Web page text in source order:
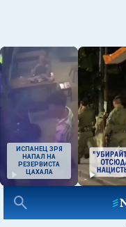
ИСПАНЕЦ ЗРЯ
НАПАЛ НА
РЕЗЕРВИСТА
ЦАХАЛА